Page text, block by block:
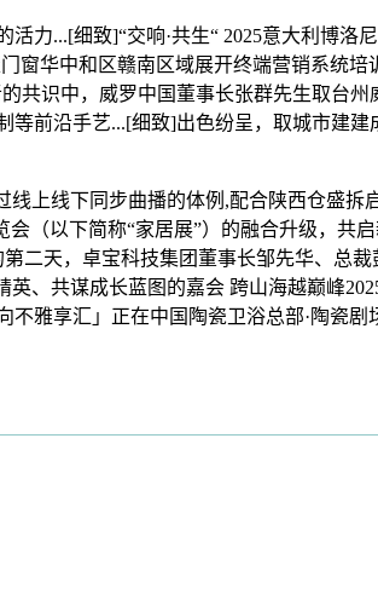
...[细致]“交响·共生“ 2025意大利博洛
窗华中和区赣南区域展开终端营销系统
共识中，威罗中国董事长张群先生取台
前沿手艺...[细致]出色纷呈，取城市建
线下同步曲播的体例,配合陕西仓盛拆
会（以下简称“家居展”）的融合升级，共
二天，卓宝科技集团董事长邹先华、总
、共谋成长蓝图的嘉会 跨山海越巅峰
雅享汇」正在中国陶瓷卫浴总部·陶瓷